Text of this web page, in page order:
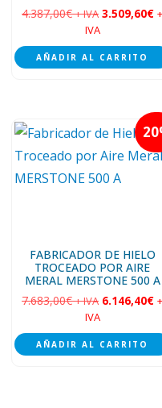
4.387,00€ + IVA 3.509,60€ +
IVA
AÑADIR AL CARRITO
20
FABRICADOR DE HIELO
TROCEADO POR AIRE
MERAL MERSTONE 500 A
7.683,00€ + IVA 6.146,40€ +
IVA
AÑADIR AL CARRITO